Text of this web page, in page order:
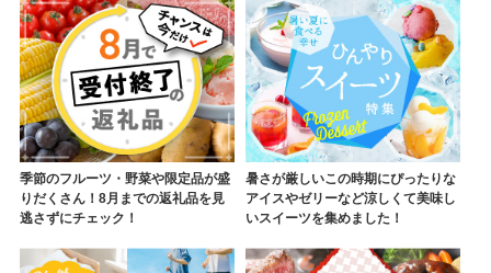
季節のフルーツ・野菜や限定品が盛
りだくさん！8月までの返礼品を見
逃さずにチェック！
暑さが厳しいこの時期にぴったりな
アイスやゼリーなど涼しくて美味し
いスイーツを集めました！